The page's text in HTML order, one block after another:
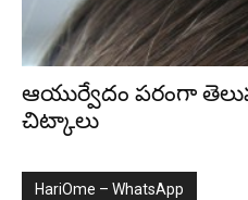
ఆయుర్వేదం పరంగా
చిట్కాలు
HariOme – WhatsApp